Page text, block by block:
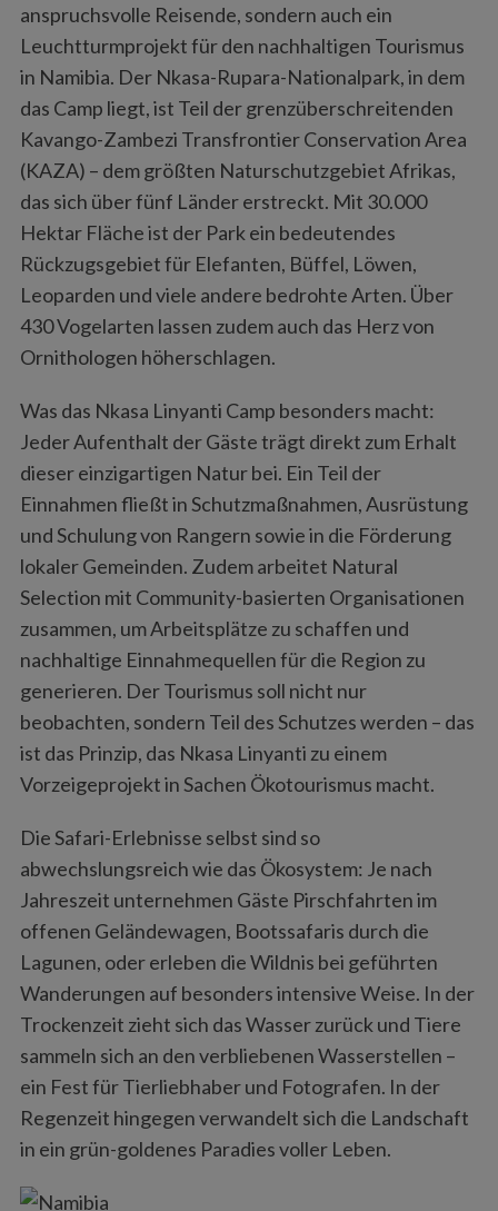
anspruchsvolle Reisende, sondern auch ein
Leuchtturmprojekt für den nachhaltigen Tourismus
in Namibia. Der Nkasa-Rupara-Nationalpark, in dem
das Camp liegt, ist Teil der grenzüberschreitenden
Kavango-Zambezi Transfrontier Conservation Area
(KAZA) – dem größten Naturschutzgebiet Afrikas,
das sich über fünf Länder erstreckt. Mit 30.000
Hektar Fläche ist der Park ein bedeutendes
Rückzugsgebiet für Elefanten, Büffel, Löwen,
Leoparden und viele andere bedrohte Arten. Über
430 Vogelarten lassen zudem auch das Herz von
Ornithologen höherschlagen.
Was das Nkasa Linyanti Camp besonders macht:
Jeder Aufenthalt der Gäste trägt direkt zum Erhalt
dieser einzigartigen Natur bei. Ein Teil der
Einnahmen fließt in Schutzmaßnahmen, Ausrüstung
und Schulung von Rangern sowie in die Förderung
lokaler Gemeinden. Zudem arbeitet Natural
Selection mit Community-basierten Organisationen
zusammen, um Arbeitsplätze zu schaffen und
nachhaltige Einnahmequellen für die Region zu
generieren. Der Tourismus soll nicht nur
beobachten, sondern Teil des Schutzes werden – das
ist das Prinzip, das Nkasa Linyanti zu einem
Vorzeigeprojekt in Sachen Ökotourismus macht.
Die Safari-Erlebnisse selbst sind so
abwechslungsreich wie das Ökosystem: Je nach
Jahreszeit unternehmen Gäste Pirschfahrten im
offenen Geländewagen, Bootssafaris durch die
Lagunen, oder erleben die Wildnis bei geführten
Wanderungen auf besonders intensive Weise. In der
Trockenzeit zieht sich das Wasser zurück und Tiere
sammeln sich an den verbliebenen Wasserstellen –
ein Fest für Tierliebhaber und Fotografen. In der
Regenzeit hingegen verwandelt sich die Landschaft
in ein grün-goldenes Paradies voller Leben.